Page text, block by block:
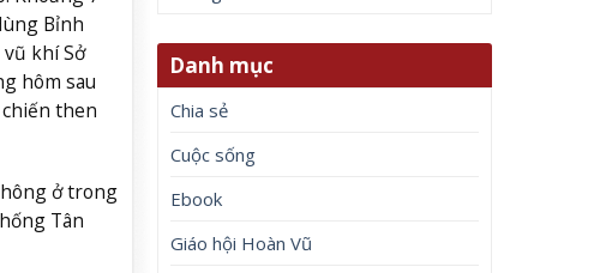
Bỉnh
khí Sở
hôm sau
then
ở trong
Tân
Danh mục
Chia sẻ
Cuộc sống
Ebook
Giáo hội Hoàn Vũ